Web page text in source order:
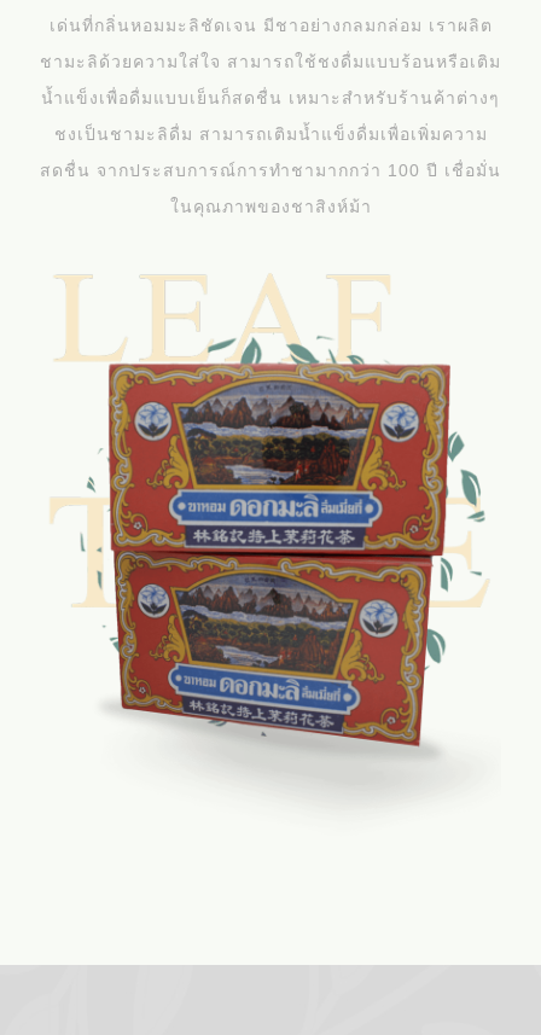
เด่นที่กลิ่นหอมมะลิชัดเจน มีชาอย่างกลมกล่อม เราผลิต
ชามะลิด้วยความใส่ใจ สามารถใช้ชงดื่มแบบร้อนหรือเติม
น้ำแข็งเพื่อดื่มแบบเย็นก็สดชื่น เหมาะสำหรับร้านค้าต่างๆ
ชงเป็นชามะลิดื่ม สามารถเติมน้ำแข็งดื่มเพื่อเพิ่มความ
สดชื่น จากประสบการณ์การทำชามากกว่า 100 ปี เชื่อมั่น
ในคุณภาพของชาสิงห์ม้า